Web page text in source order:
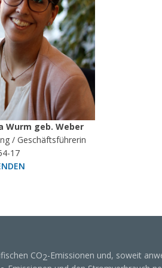
Wurm geb. Weber
/ Geschäftsführerin
17
CO2-Emissionen und, soweit